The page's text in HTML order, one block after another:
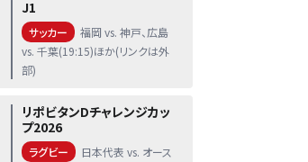
J1
サッカー
福岡 vs. 神戸、広島
vs. 千葉(19:15)ほか(リンクは外
部)
リポビタンDチャレンジカッ
プ2026
ラグビー
日本代表 vs. オース